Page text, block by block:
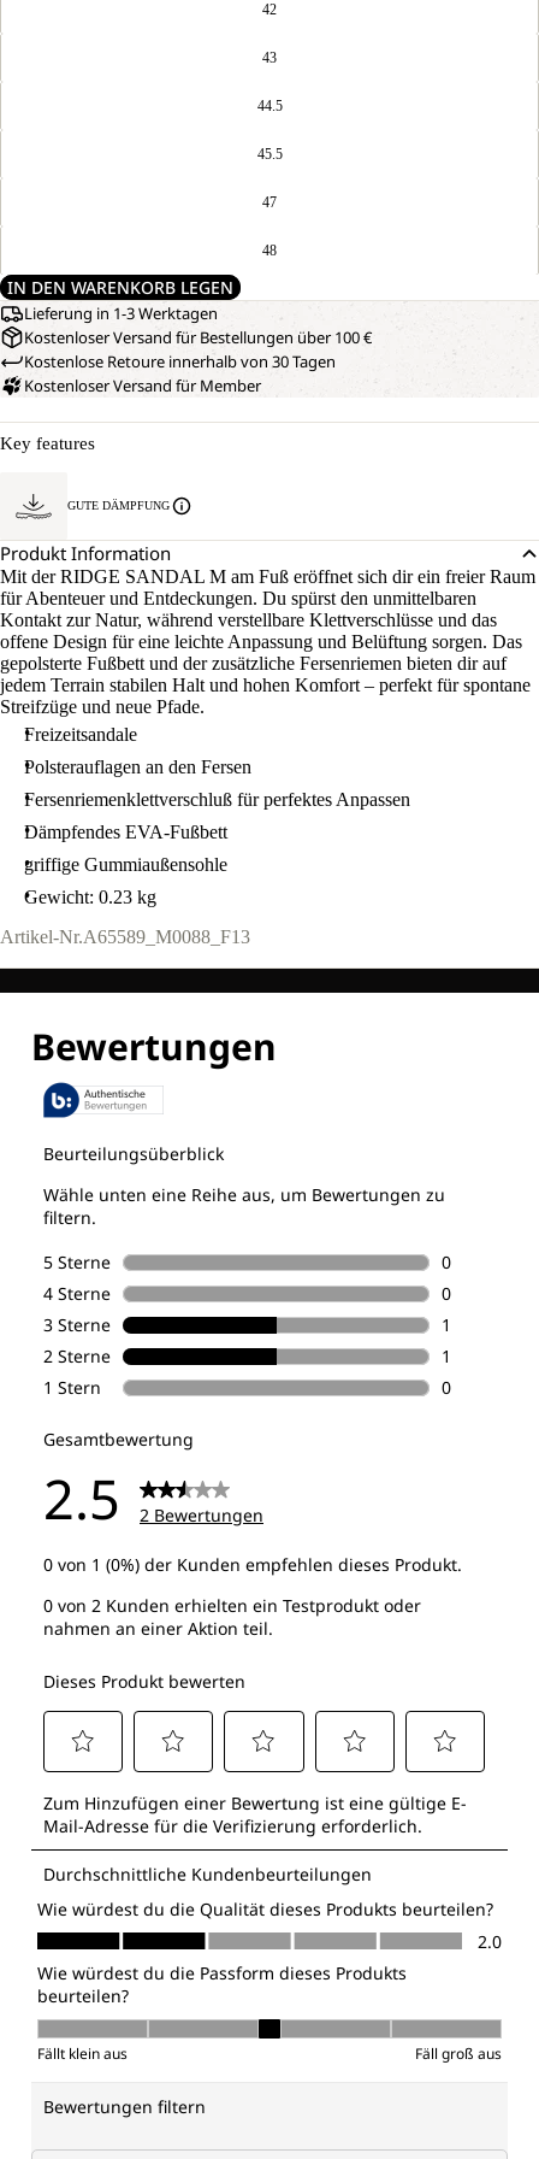
42
43
44.5
45.5
47
48
IN DEN WARENKORB LEGEN
Lieferung in 1-3 Werktagen
Kostenloser Versand für Bestellungen über 100 €
Kostenlose Retoure innerhalb von 30 Tagen
Kostenloser Versand für Member
Key features
GUTE DÄMPFUNG
Produkt Information
Mit der RIDGE SANDAL M am Fuß eröffnet sich dir ein freier Raum
für Abenteuer und Entdeckungen. Du spürst den unmittelbaren
Kontakt zur Natur, während verstellbare Klettverschlüsse und das
offene Design für eine leichte Anpassung und Belüftung sorgen. Das
gepolsterte Fußbett und der zusätzliche Fersenriemen bieten dir auf
jedem Terrain stabilen Halt und hohen Komfort – perfekt für spontane
Streifzüge und neue Pfade.
Freizeitsandale
Polsterauflagen an den Fersen
Fersenriemenklettverschluß für perfektes Anpassen
Dämpfendes EVA-Fußbett
griffige Gummiaußensohle
Gewicht: 0.23 kg
Artikel-Nr.A65589_M0088_F13